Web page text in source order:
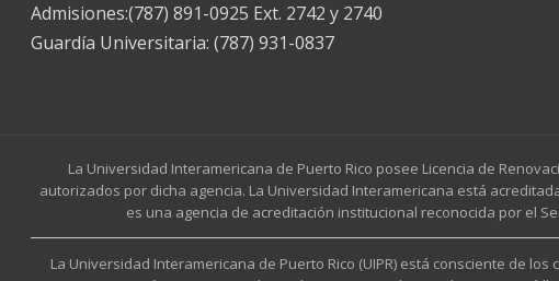
Admisiones:(787) 891-0925 Ext. 2742 y 2740
Guardía Universitaria: (787) 931-0837
La Universidad Interamericana de Puerto Rico posee Licencia de
autorizados por dicha agencia. La Universidad Interamericana está acreditada
es una agencia de acreditación institucional reconocida por el
La Universidad Interamericana de Puerto Rico (UIPR) está consciente de